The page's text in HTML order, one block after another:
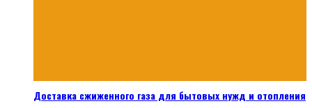
Доставка сжиженного газа для бытовых нужд и отопления